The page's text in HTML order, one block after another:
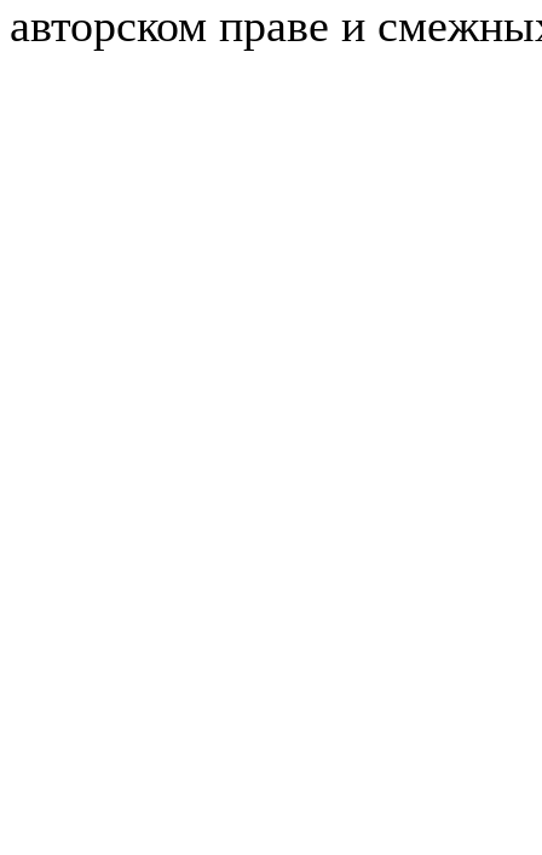
авторском праве и